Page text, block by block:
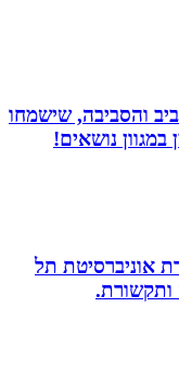
שישמחו
נושאים!
תל